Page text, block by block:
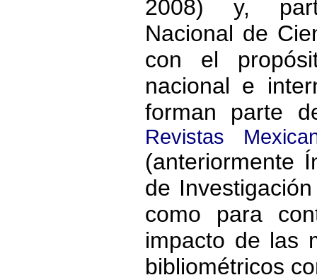
2008) y,
Nacional de
con el
nacional e
forman parte
Revistas
(anteriormente
de
como para
impacto de las
bibliométricos